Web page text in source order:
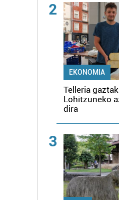
2
EKONOMIA
Telleria
Lohitzuneko
dira
3